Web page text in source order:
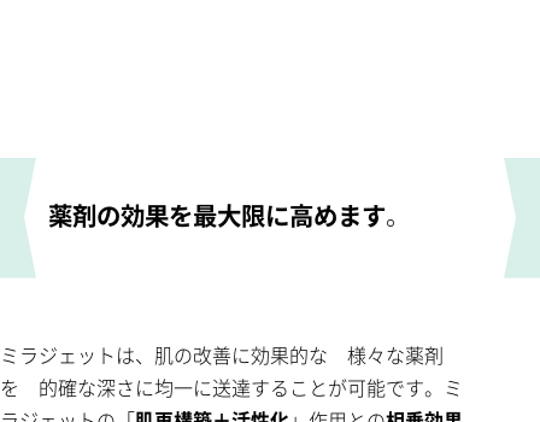
薬剤の効果を最大限に高めます。
ミラジェットは、肌の改善に効果的な 様々な薬剤
を 的確な深さに均一に送達することが可能です。ミ